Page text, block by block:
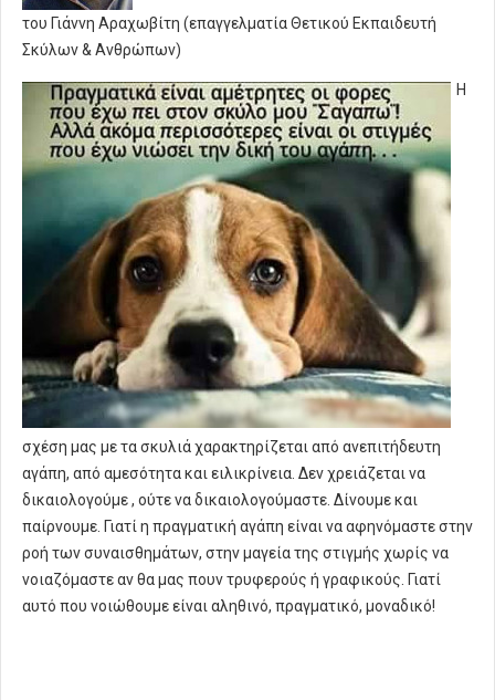
του Γιάννη Αραχωβίτη (επαγγελματία Θετικού Εκπαιδευτή
Σκύλων & Ανθρώπων)
Η
σχέση μας με τα σκυλιά χαρακτηρίζεται από ανεπιτήδευτη
αγάπη, από αμεσότητα και ειλικρίνεια. Δεν χρειάζεται να
δικαιολογούμε , ούτε να δικαιολογούμαστε. Δίνουμε και
παίρνουμε. Γιατί η πραγματική αγάπη είναι να αφηνόμαστε στην
ροή των συναισθημάτων, στην μαγεία της στιγμής χωρίς να
νοιαζόμαστε αν θα μας πουν τρυφερούς ή γραφικούς. Γιατί
αυτό που νοιώθουμε είναι αληθινό, πραγματικό, μοναδικό!